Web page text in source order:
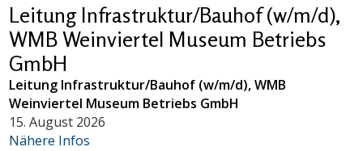
Leitung Infrastruktur/Bauhof (w/m/d),
WMB Weinviertel Museum Betriebs
GmbH
Leitung Infrastruktur/Bauhof (w/m/d), WMB
Weinviertel Museum Betriebs GmbH
15. August 2026
Nähere Infos